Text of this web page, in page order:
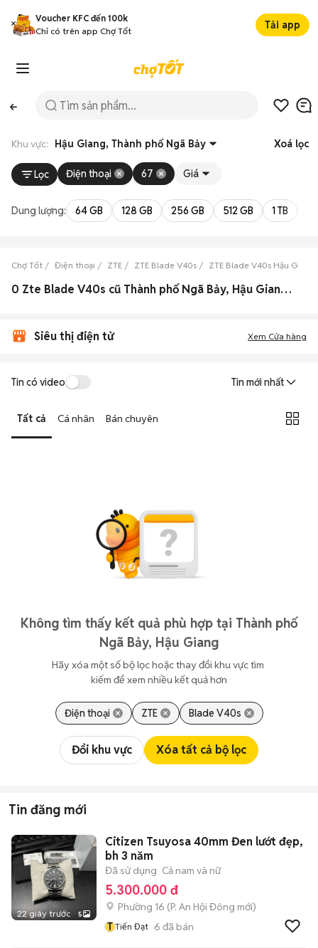
Voucher KFC đến 100k
Chỉ có trên app Chợ Tốt
Tải app
Khu vực: Hậu Giang, Thành phố Ngã Bảy Xoá lọc
Lọc Điện thoại 67 Giá
Dung lượng: 64 GB 128 GB 256 GB 512 GB 1 TB
Chợ Tốt Điện thoại ZTE ZTE Blade V40s ZTE Blade V40s Hậu Giang
0 Zte Blade V40s cũ Thành phố Ngã Bảy, Hậu Giang đẹp
Siêu thị điện tử Xem Cửa hàng
Tin có video Tin mới nhất
Tất cả Cá nhân Bán chuyên
Không tìm thấy kết quả phù hợp tại Thành phố
Ngã Bảy, Hậu Giang
Hãy xóa một số bộ lọc hoặc thay đổi khu vực tìm
kiếm để xem nhiều kết quả hơn
Điện thoại ZTE Blade V40s
Đổi khu vực Xóa tất cả bộ lọc
Tin đăng mới
22 giây trước 5
Citizen Tsuyosa 40mm Đen lướt đẹp,
bh 3 năm
Đã sử dụng Cả nam và nữ
5.300.000 đ
Phường 16 (P. An Hội Đông mới)
T Tiến Đạt 6 đã bán